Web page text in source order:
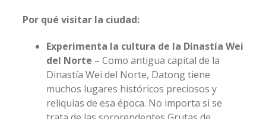
Por qué visitar la ciudad:
Experimenta la cultura de la Dinastía Wei
del Norte – Como antigua capital de la
Dinastía Wei del Norte, Datong tiene
muchos lugares históricos preciosos y
reliquias de esa época. No importa si se